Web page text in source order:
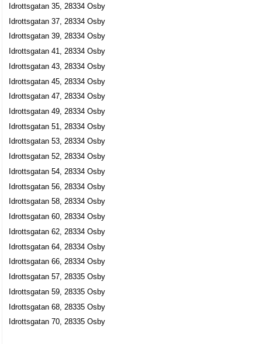
Idrottsgatan 35, 28334 Osby
Idrottsgatan 37, 28334 Osby
Idrottsgatan 39, 28334 Osby
Idrottsgatan 41, 28334 Osby
Idrottsgatan 43, 28334 Osby
Idrottsgatan 45, 28334 Osby
Idrottsgatan 47, 28334 Osby
Idrottsgatan 49, 28334 Osby
Idrottsgatan 51, 28334 Osby
Idrottsgatan 53, 28334 Osby
Idrottsgatan 52, 28334 Osby
Idrottsgatan 54, 28334 Osby
Idrottsgatan 56, 28334 Osby
Idrottsgatan 58, 28334 Osby
Idrottsgatan 60, 28334 Osby
Idrottsgatan 62, 28334 Osby
Idrottsgatan 64, 28334 Osby
Idrottsgatan 66, 28334 Osby
Idrottsgatan 57, 28335 Osby
Idrottsgatan 59, 28335 Osby
Idrottsgatan 68, 28335 Osby
Idrottsgatan 70, 28335 Osby